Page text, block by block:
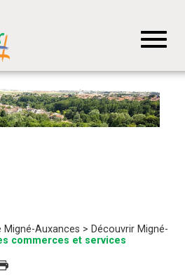
Migné-Auxances > Découvrir Migné-
commerces et services